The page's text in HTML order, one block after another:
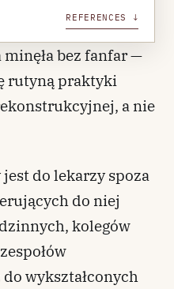
REFERENCES ↓
bez fanfar —
rutyną praktyki
a nie
do lekarzy spoza
do niej
kolegów
wykształconych